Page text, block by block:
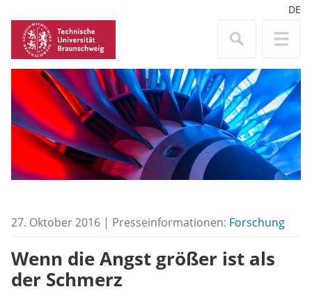
DE
27. Oktober 2016 | Presseinformationen: Forschung
Wenn die Angst größer ist als
der Schmerz